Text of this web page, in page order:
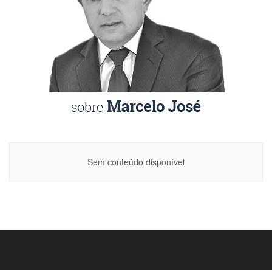
Sem conteúdo disponível